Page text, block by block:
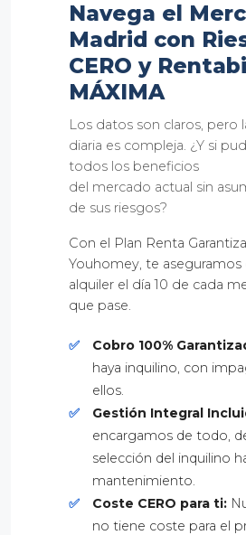
Navega el
Madrid con
CERO y
MÁXIMA
Los datos son claros, pero
diaria es compleja. ¿Y si
todos los beneficios
del mercado actual sin
de sus riesgos?
Con el Plan Renta
Youhomey, te
alquiler el día 10 de cada
que pase.
✅ Cobro 100%
haya inquilino, con
ellos.
✅
Gestión Integral
encargamos de todo,
selección del inquilino
mantenimiento.
✅
Coste CERO para ti:
no tiene coste para el